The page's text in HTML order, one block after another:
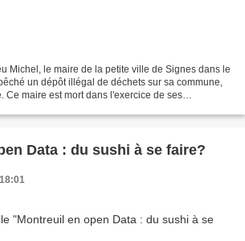
Michel, le maire de la petite ville de Signes dans le
un dépôt illégal de déchets sur sa commune,
Data : du sushi à se faire?